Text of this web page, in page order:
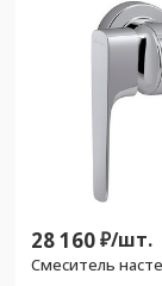
28 160₽/шт.
Смеситель